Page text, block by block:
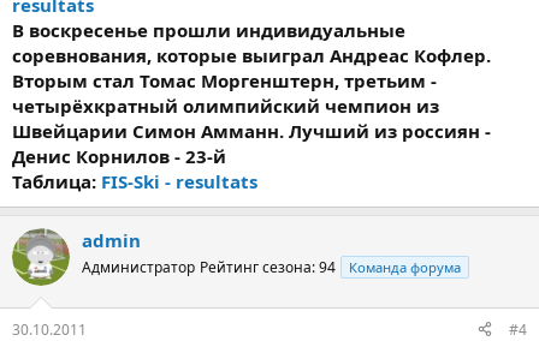
resultats
В воскресенье прошли индивидуальные
соревнования, которые выиграл Андреас Кофлер.
Вторым стал Томас Моргенштерн, третьим -
четырёхкратный олимпийский чемпион из
Швейцарии Симон Амманн. Лучший из россиян -
Денис Корнилов - 23-й
Таблица: FIS-Ski - resultats
admin
Администратор Рейтинг сезона: 94 Команда форума
30.10.2011 #4